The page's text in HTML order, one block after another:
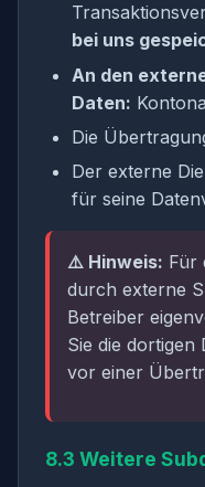
bei uns
An den
Daten:
Die
Der externe
für seine
⚠️ Hinweis: Für
durch externe
Betreiber
Sie die dortigen
vor einer
8.3 Weitere